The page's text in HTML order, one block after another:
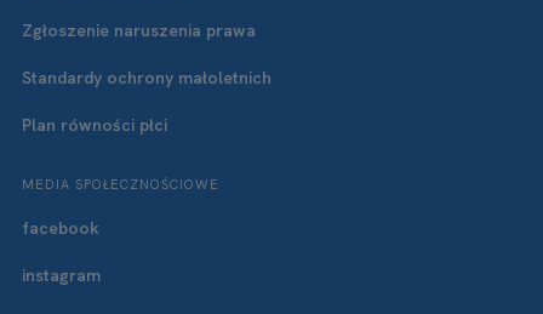
Zgłoszenie naruszenia prawa
Standardy ochrony małoletnich
Plan równości płci
MEDIA SPOŁECZNOŚCIOWE
facebook
instagram